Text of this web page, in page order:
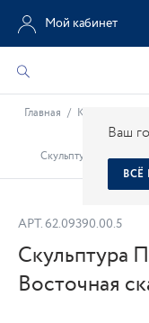
Ваш
ВСЁ
Мой кабинет
Главная / Каталог
Скульптура Павлин
АРТ.62.09390.00.5
Скульптура
Восточная